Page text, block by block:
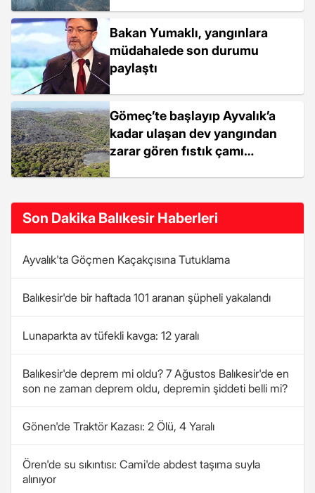
Bakan Yumaklı, yangınlara
müdahalede son durumu
paylaştı
Gömeç’te başlayıp Ayvalık’a
kadar ulaşan dev yangından
zarar gören fıstık çamı
Son Dakika Balıkesir Haberleri
Ayvalık'ta Göçmen Kaçakçısına Tutuklama
Balıkesir'de bir haftada 101 aranan şüpheli yakalandı
Lunaparkta av tüfekli kavga: 12 yaralı
Balıkesir'de deprem mi oldu? 7 Ağustos Balıkesir'de en
son ne zaman deprem oldu, depremin şiddeti belli mi?
Gönen'de Traktör Kazası: 2 Ölü, 4 Yaralı
Ören'de su sıkıntısı: Cami'de abdest taşıma suyla
alınıyor